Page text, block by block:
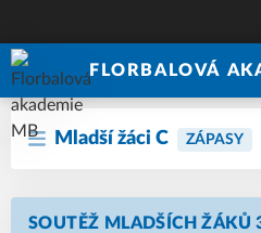
FLORBALOVÁ
Mladší žáci C ZÁPASY
SOUTĚŽ MLADŠÍCH ŽÁKŮ